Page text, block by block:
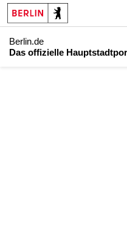
Berlin.de
Das offizielle